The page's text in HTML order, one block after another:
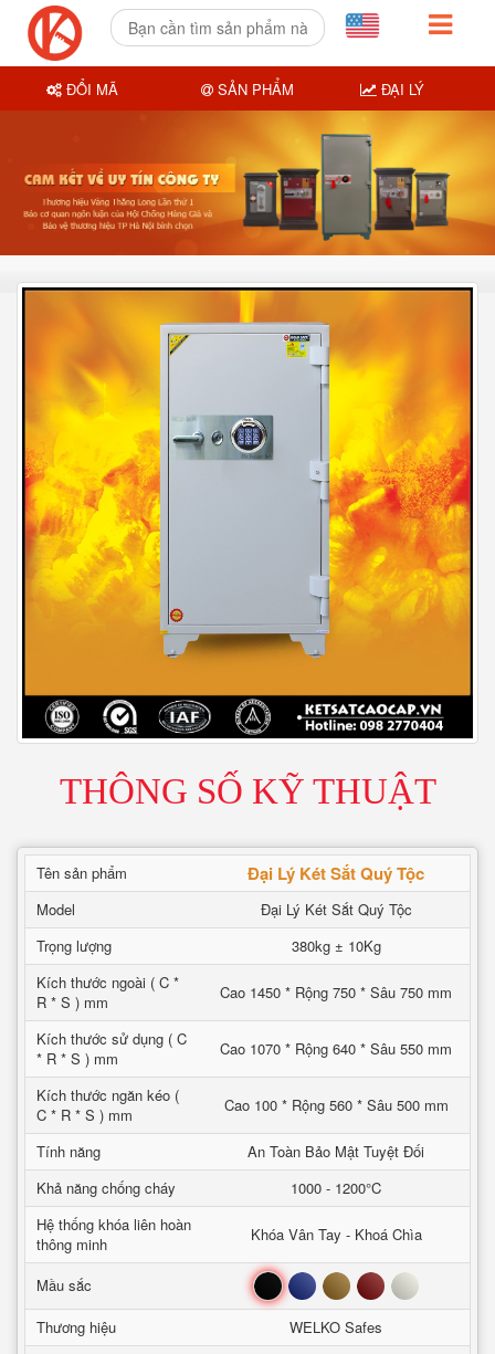
THÔNG SỐ KỸ THUẬT
Tên sản phẩm Đại Lý Két Sắt Quý Tộc
Model
Đại Lý Két Sắt Quý Tộc
Trọng lượng
380kg ± 10Kg
Kích thước ngoài ( C *
R * S ) mm
Cao 1450 * Rộng 750 * Sâu 750 mm
Kích thước sử dụng ( C
* R * S ) mm
Cao 1070 * Rộng 640 * Sâu 550 mm
Kích thước ngăn kéo (
C * R * S ) mm
Cao 100 * Rộng 560 * Sâu 500 mm
Tính năng
An Toàn Bảo Mật Tuyệt Đối
Khả năng chống cháy
1000 - 1200°C
Hệ thống khóa liên hoàn
thông minh
Khóa Vân Tay - Khoá Chìa
Mầu sắc Đen Xanh Nâu Đỏ Trắng
Thương hiệu
WELKO Safes
ĐỔI MÃ SẢN PHẨM ĐẠI LÝ